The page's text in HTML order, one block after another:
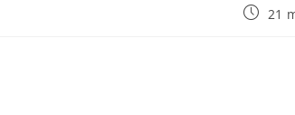
21